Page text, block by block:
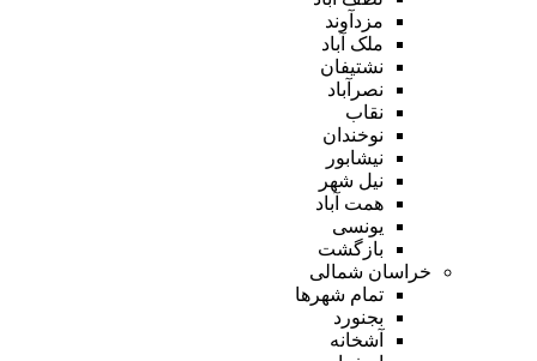
مزدآوند
ملک آباد
نشتیفان
نصرآباد
نقاب
نوخندان
نیشابور
نیل شهر
همت آباد
یونسی
بازگشت
خراسان شمالی
تمام شهر‌ها
بجنورد
آشخانه